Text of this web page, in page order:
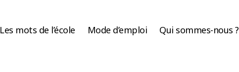
Les mots de l’école Mode d’emploi Qui sommes-nous ?